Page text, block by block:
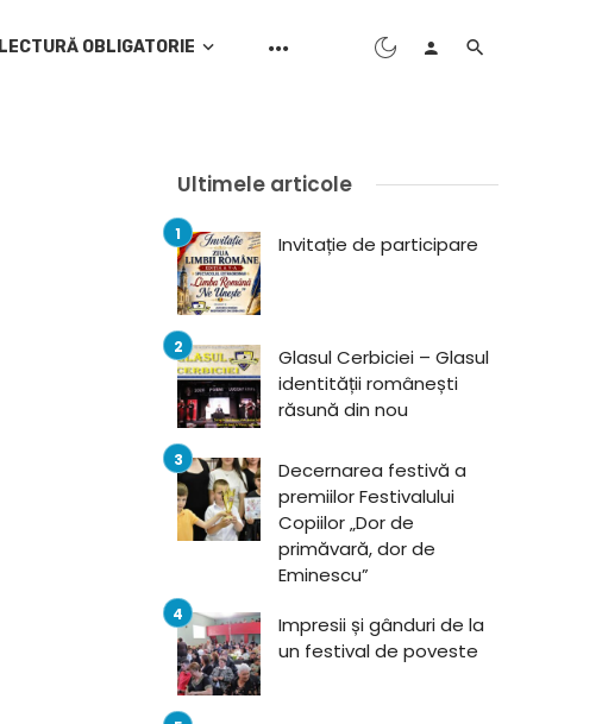
LECTURĂ OBLIGATORIE
Ultimele articole
Invitație de participare
Glasul Cerbiciei – Glasul
identității românești
răsună din nou
Decernarea festivă a
premiilor Festivalului
Copiilor „Dor de
primăvară, dor de
Eminescu”
Impresii și gânduri de la
un festival de poveste